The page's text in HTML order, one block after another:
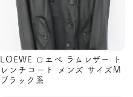
LOEWE ロエベ ラムレザー ト
レンチコート メンズ サイズM
ブラック系